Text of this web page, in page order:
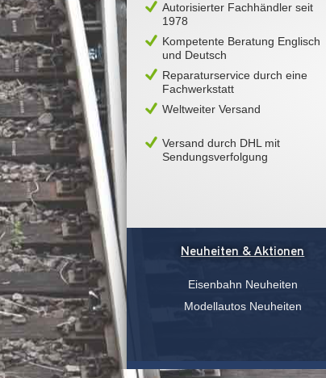
Autorisierter Fachhändler seit
1978
Kompetente Beratung Englisch
und Deutsch
Reparaturservice durch eine
Fachwerkstatt
Weltweiter Versand
Versand durch DHL mit
Sendungsverfolgung
Neuheiten & Aktionen
Eisenbahn Neuheiten
Modellautos Neuheiten